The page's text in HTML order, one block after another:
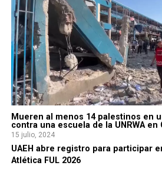
Mueren al menos 14 palestinos en
contra una escuela de la UNRWA en
15 julio, 2024
UAEH abre registro para participar
Atlética FUL 2026